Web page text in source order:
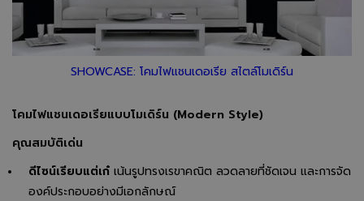
SHOWCASE: โคมไฟแชนเดอเรีย สไตล์โมเดิร์น
โคมไฟแชนเดอเรียแบบโมเดิร์น (Modern Style)
คุณสมบัติเด่น
ดีไซน์เรียบแต่เก๋ เน้นรูปทรงเรขาคณิต ลวดลายที่ชัดเจน และการจัด
องค์ประกอบอย่างมีเอกลักษณ์